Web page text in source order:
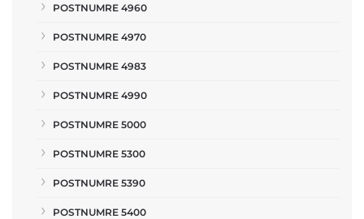
POSTNUMRE 4960
POSTNUMRE 4970
POSTNUMRE 4983
POSTNUMRE 4990
POSTNUMRE 5000
POSTNUMRE 5300
POSTNUMRE 5390
POSTNUMRE 5400